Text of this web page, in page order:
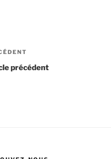
précédent